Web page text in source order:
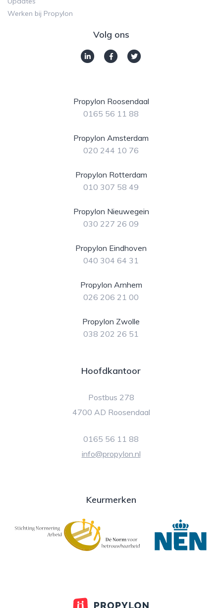
Werken bij Propylon
Volg ons
Propylon Roosendaal
0165 56 11 88
Propylon Amsterdam
020 244 10 76
Propylon Rotterdam
010 307 58 49
Propylon Nieuwegein
030 227 26 09
Propylon Eindhoven
040 304 64 31
Propylon Arnhem
026 206 21 00
Propylon Zwolle
038 202 26 51
Hoofdkantoor
Postbus 278
4700 AD Roosendaal
0165 56 11 88
info@propylon.nl
Keurmerken